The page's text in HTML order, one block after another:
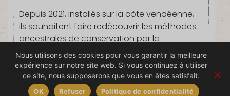
Depuis 2021, installés sur la côte vendéenne,
ils souhaitent faire redécouvrir les méthodes
ancestrales de conservation par la
fermentation en les remettant au goût du
jour avec des associations de saveurs
originales.
Nous utilisons des cookies pour vous garantir la meilleure
expérience sur notre site web. Si vous continuez à utiliser
ce site, nous supposerons que vous en êtes satisfait.
OK Refuser Politique de confidentialité